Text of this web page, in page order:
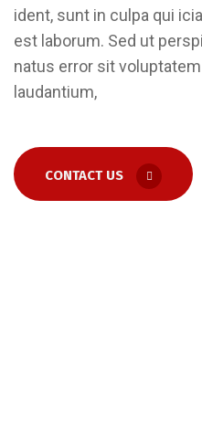
ident, sunt in culpa qui
est laborum. Sed ut
natus error sit
laudantium,
CONTACT US